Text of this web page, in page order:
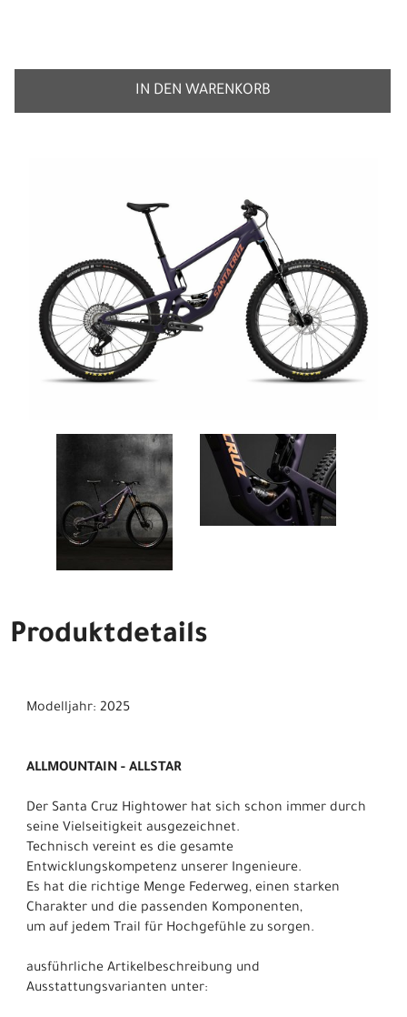
IN DEN WARENKORB
Produktdetails
Modelljahr: 2025
ALLMOUNTAIN - ALLSTAR
Der Santa Cruz Hightower hat sich schon immer durch
seine Vielseitigkeit ausgezeichnet.
Technisch vereint es die gesamte
Entwicklungskompetenz unserer Ingenieure.
Es hat die richtige Menge Federweg, einen starken
Charakter und die passenden Komponenten,
um auf jedem Trail für Hochgefühle zu sorgen.
ausführliche Artikelbeschreibung und
Ausstattungsvarianten unter: